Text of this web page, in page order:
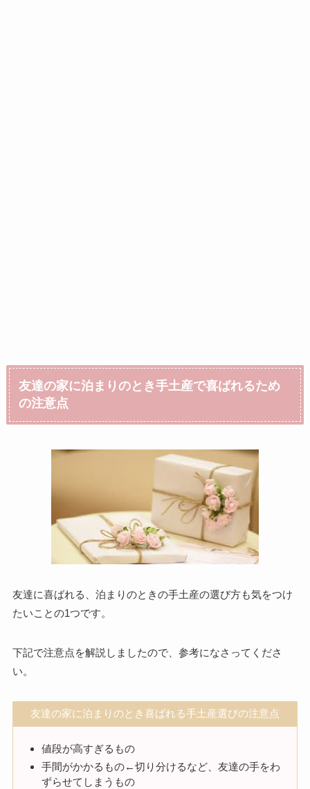
友達の家に泊まりのとき手土産で喜ばれるため
の注意点
友達に喜ばれる、泊まりのときの手土産の選び方も気をつけ
たいことの1つです。
下記で注意点を解説しましたので、参考になさってくださ
い。
友達の家に泊まりのとき喜ばれる手土産選びの注意点
値段が高すぎるもの
手間がかかるもの←切り分けるなど、友達の手をわ
ずらせてしまうもの